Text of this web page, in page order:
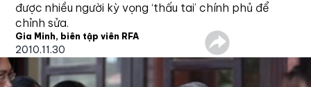
được nhiều người kỳ vọng ‘thấu tai’ chính phủ để
chỉnh sửa.
Gia Minh, biên tập viên RFA
2010.11.30